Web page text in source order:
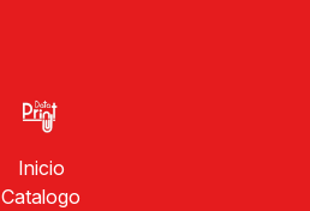
Inicio
Catalogo